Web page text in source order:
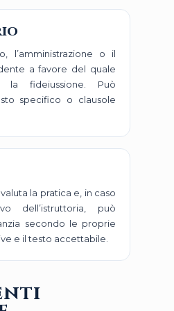
l’amministrazione o il
a favore del quale
la fideiussione. Può
specifico o clausole
la pratica e, in caso
dell’istruttoria, può
secondo le proprie
e il testo accettabile.